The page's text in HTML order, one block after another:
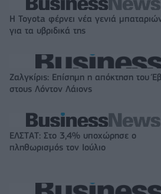
Η Toyota φέρνει νέα γενιά
για τα υβριδικά της
Ζαλγκίρις: Επίσημη η απόκτηση του
στους Λόντον Λάιονς
ΕΛΣΤΑΤ: Στο 3,4% υποχώρησε ο
πληθωρισμός τον Ιούλιο